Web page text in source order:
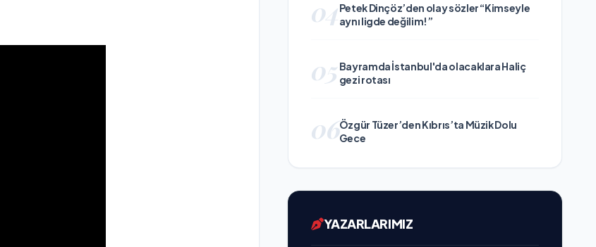
04Petek Dinçöz’den olay sözler “Kimseyle
aynı ligde değilim!”
05 Bayramda İstanbul'da olacaklara Haliç
gezi rotası
06Özgür Tüzer’den Kıbrıs’ta Müzik Dolu
Gece
YAZARLARIMIZ